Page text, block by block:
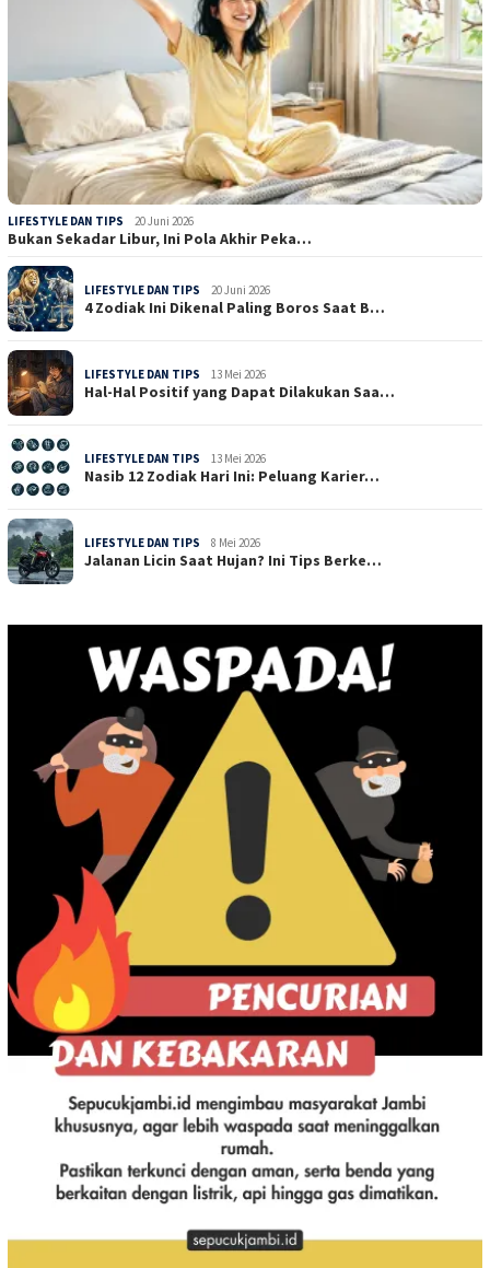
LIFESTYLE DAN TIPS 20 Juni 2026
Bukan Sekadar Libur, Ini Pola Akhir Peka…
LIFESTYLE DAN TIPS 20 Juni 2026
4 Zodiak Ini Dikenal Paling Boros Saat B…
LIFESTYLE DAN TIPS 13 Mei 2026
Hal-Hal Positif yang Dapat Dilakukan Saa…
LIFESTYLE DAN TIPS 13 Mei 2026
Nasib 12 Zodiak Hari Ini: Peluang Karier…
LIFESTYLE DAN TIPS 8 Mei 2026
Jalanan Licin Saat Hujan? Ini Tips Berke…